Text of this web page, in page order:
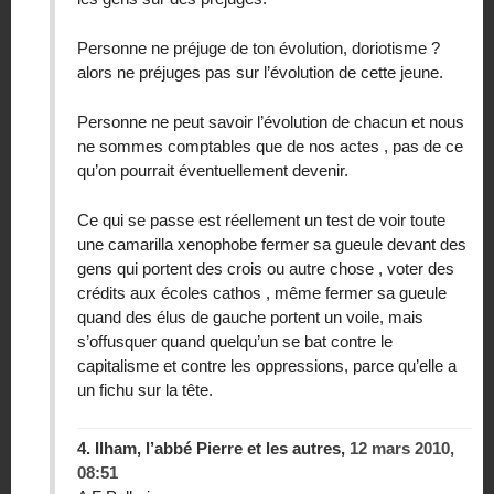
Personne ne préjuge de ton évolution, doriotisme ?
alors ne préjuges pas sur l’évolution de cette jeune.
Personne ne peut savoir l’évolution de chacun et nous
ne sommes comptables que de nos actes , pas de ce
qu’on pourrait éventuellement devenir.
Ce qui se passe est réellement un test de voir toute
une camarilla xenophobe fermer sa gueule devant des
gens qui portent des crois ou autre chose , voter des
crédits aux écoles cathos , même fermer sa gueule
quand des élus de gauche portent un voile, mais
s’offusquer quand quelqu’un se bat contre le
capitalisme et contre les oppressions, parce qu’elle a
un fichu sur la tête.
4. Ilham, l’abbé Pierre et les autres, 12 mars 2010,
08:51